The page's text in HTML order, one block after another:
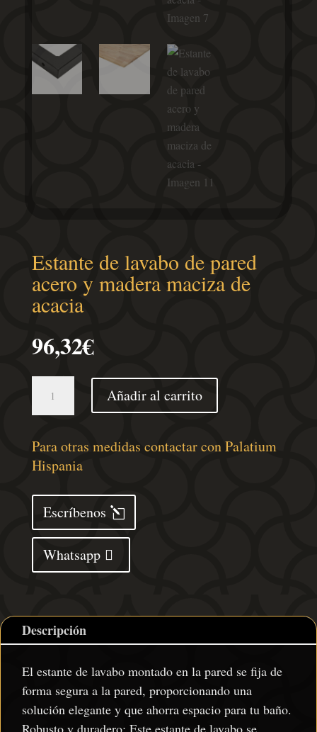
Estante de lavabo de pared
acero y madera maciza de
acacia
96,32€
de
pared
y
madera
maciza
acacia
Añadir al carrito
Para otras medidas contactar con Palatium
Hispania
Escríbenos
Whatsapp
Descripción
El estante de lavabo montado en la pared se fija de
forma segura a la pared, proporcionando una
solución elegante y que ahorra espacio para tu baño.
Robusto y duradero: Este estante de lavabo se